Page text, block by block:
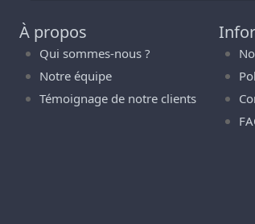
À propos
Qui sommes-nous ?
Notre équipe
Témoignage de notre clients